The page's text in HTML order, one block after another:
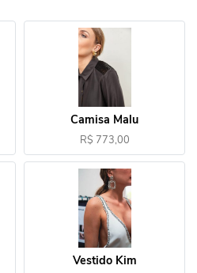
Camisa Malu
R$ 773,00
Vestido Kim